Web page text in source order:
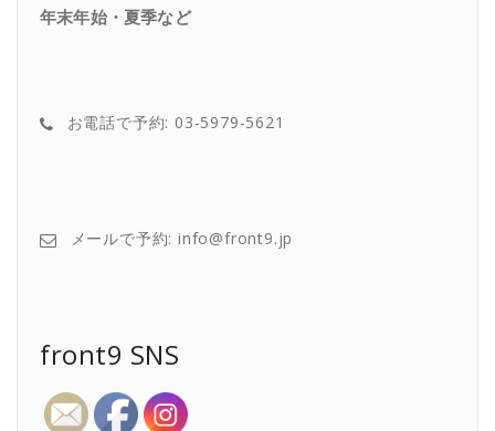
年末年始・夏季など
お電話で予約: 03-5979-5621
メールで予約: info@front9.jp
front9 SNS